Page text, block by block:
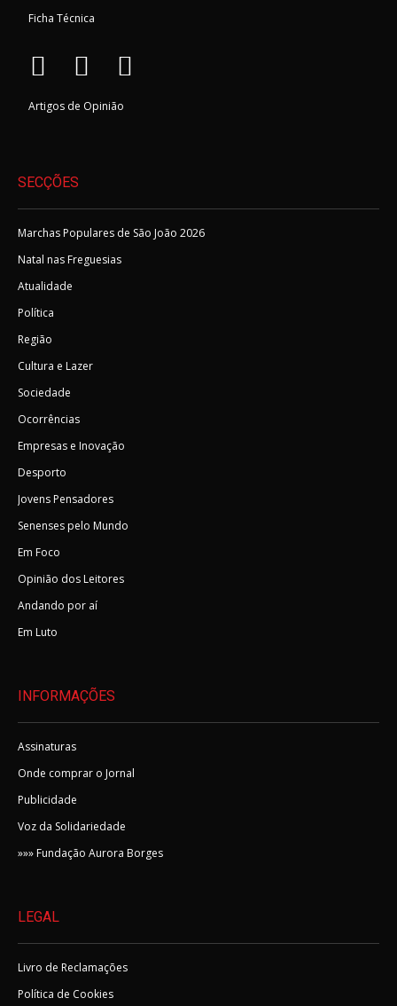
Ficha Técnica
Artigos de Opinião
SECÇÕES
Marchas Populares de São João 2026
Natal nas Freguesias
Atualidade
Política
Região
Cultura e Lazer
Sociedade
Ocorrências
Empresas e Inovação
Desporto
Jovens Pensadores
Senenses pelo Mundo
Em Foco
Opinião dos Leitores
Andando por aí
Em Luto
INFORMAÇÕES
Assinaturas
Onde comprar o Jornal
Publicidade
Voz da Solidariedade
»»» Fundação Aurora Borges
LEGAL
Livro de Reclamações
Política de Cookies